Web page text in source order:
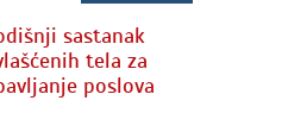
sastanak
tela za
poslova